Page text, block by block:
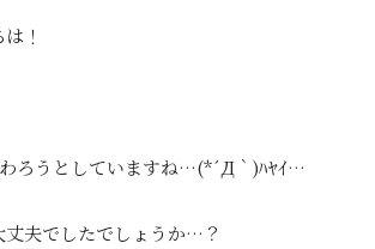
！
ろうとしていますね…(*´Д｀)ﾊﾔｲ…
丈夫でしたでしょうか…？